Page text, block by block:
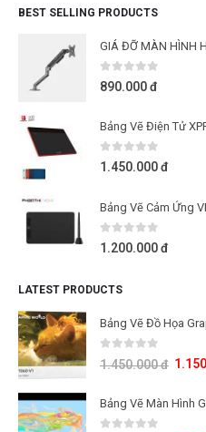
BEST SELLING PRODUCTS
GIÁ ĐỠ MÀN HÌNH
0out of 5
890.000đ
0 out of 5
1.450.000đ
0 out of 5
1.200.000đ
LATEST PRODUCTS
0 out of 5
1.450.000đ